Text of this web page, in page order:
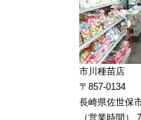
市川種苗店
〒857-0134
長崎県佐世保
（営業時間）